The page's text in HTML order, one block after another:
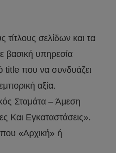
σελίδων και τα
βασική υπηρεσία
title που να συνδυάζει
αξία.
Σταμάτα – Άμεση
Και Εγκαταστάσεις».
«Αρχική» ή